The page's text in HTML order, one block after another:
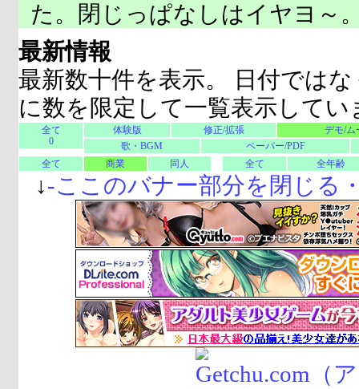
た。閉じっぱなしはイヤヨ～
最新情報
最新数十件を表示。 日付では
に数を限定して一覧表示してい
全て
0
体験版 修正/拡張
デモ/ム
歌・BGM
ペーパー/PDF
全て
商業 同人 全て 全年齢
↓-ここのバナー部分を閉じる